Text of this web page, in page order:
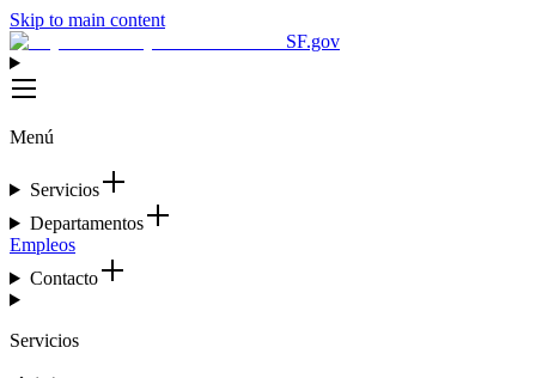
Skip to main content
SF.gov
Menú
Servicios
Departamentos
Empleos
Contacto
Servicios